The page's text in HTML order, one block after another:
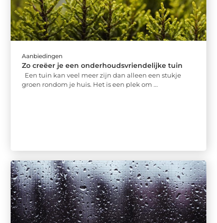
Aanbiedingen
Zo creëer je een onderhoudsvriendelijke tuin
Een tuin kan veel meer zijn dan alleen een stukje
groen rondom je huis. Het is een plek om ...